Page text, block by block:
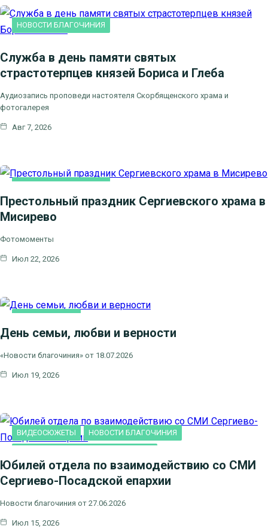
НОВОСТИ БЛАГОЧИНИЯ
Служба в день памяти святых
страстотерпцев князей Бориса и Глеба
Аудиозапись проповеди настоятеля Скорбященского храма и
фотогалерея
Авг 7, 2026
Престольный праздник Сергиевского храма в
Мисирево
Фотомоменты
Июл 22, 2026
НОВОСТИ БЛАГОЧИНИЯ
НОВОСТИ КЛИНСКОГО
День семьи, любви и верности
«Новости благочиния» от 18.07.2026
Июл 19, 2026
ВИДЕОСЮЖЕТЫ НОВОСТИ БЛАГОЧИНИЯ
Юбилей отдела по взаимодействию со СМИ
Сергиево-Посадской епархии
Новости благочиния от 27.06.2026
Июл 15, 2026